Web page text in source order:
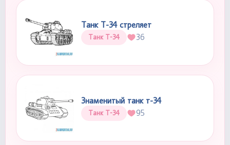
Танк Т-34 стреляет
Танк Т-34 36
Знаменитый танк т-34
Танк Т-34 95